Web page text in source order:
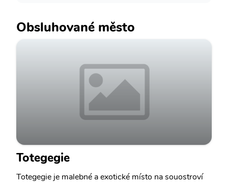
Obsluhované město
Totegegie
Totegegie je malebné a exotické místo na souostroví